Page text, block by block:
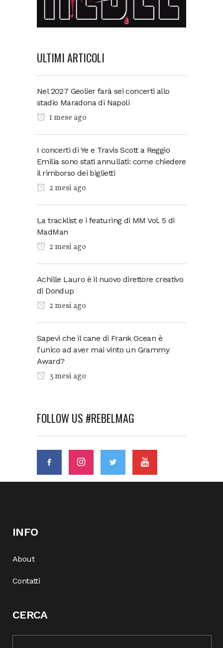
ULTIMI ARTICOLI
Nel 2027 Geolier farà sei concerti allo
stadio Maradona di Napoli
1 mese ago
I concerti di Ye e Travis Scott a Reggio
Emilia sono stati annullati: come chiedere
il rimborso dei biglietti
2 mesi ago
La tracklist e i featuring di MM Vol. 5 di
MadMan
2 mesi ago
Achille Lauro è il nuovo direttore creativo
di Dondup
2 mesi ago
Sapevi che il cane di Frank Ocean è
l’unico ad aver mai vinto un Grammy
Award?
3 mesi ago
FOLLOW US #REBELMAG
INFO
About
Contatti
CERCA